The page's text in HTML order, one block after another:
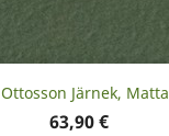
Ottosson Järnek, Matta
Hinta
63,90 €